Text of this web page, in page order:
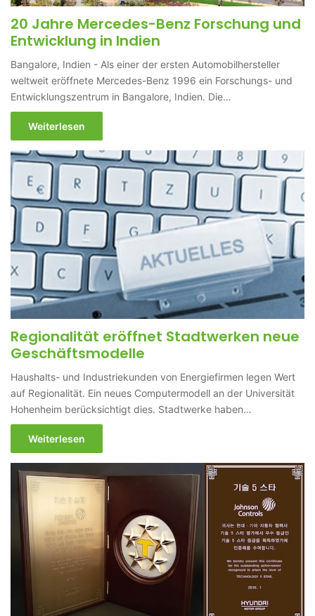
20 Jahre Mercedes-Benz Forschung und
Entwicklung in Indien
Bangalore, Indien - Als einer der ersten Automobilhersteller
weltweit eröffnete Mercedes-Benz 1996 ein Forschungs- und
Entwicklungszentrum in Bangalore, Indien. Die…
Weiterlesen
Regionalität eröffnet Stadtwerken neue
Geschäftsmodelle
Haushalts- und Industriekunden von Energiefirmen legen Wert
auf Regionalität. Ein neues Computermodell an der Universität
Hohenheim berücksichtigt dies. Stadtwerke haben…
Weiterlesen